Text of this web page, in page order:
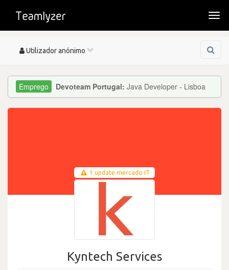
Toggle
Utilizador anónimo
Devoteam Portugal: Java Developer - Lisboa
1 update mercado IT
Kyntech Services